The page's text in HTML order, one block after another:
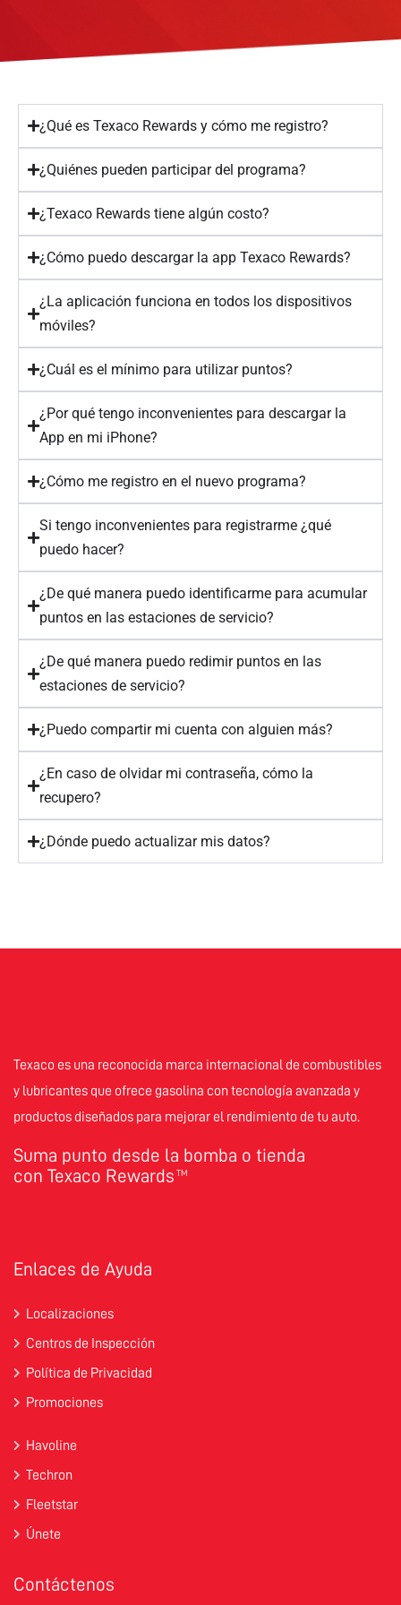
¿Qué es Texaco Rewards y cómo me registro?
¿Quiénes pueden participar del programa?
¿Texaco Rewards tiene algún costo?
¿Cómo puedo descargar la app Texaco Rewards?
¿La aplicación funciona en todos los dispositivos
móviles?
¿Cuál es el mínimo para utilizar puntos?
¿Por qué tengo inconvenientes para descargar la
App en mi iPhone?
¿Cómo me registro en el nuevo programa?
Si tengo inconvenientes para registrarme ¿qué
puedo hacer?
¿De qué manera puedo identificarme para acumular
puntos en las estaciones de servicio?
¿De qué manera puedo redimir puntos en las
estaciones de servicio?
¿Puedo compartir mi cuenta con alguien más?
¿En caso de olvidar mi contraseña, cómo la
recupero?
¿Dónde puedo actualizar mis datos?
Texaco es una reconocida marca internacional de combustibles
y lubricantes que ofrece gasolina con tecnología avanzada y
productos diseñados para mejorar el rendimiento de tu auto.
Suma punto desde la bomba o tienda
con Texaco Rewards TM
Enlaces de Ayuda
Localizaciones
Centros de Inspección
Política de Privacidad
Promociones
Havoline
Techron
Fleetstar
Únete
Contáctenos